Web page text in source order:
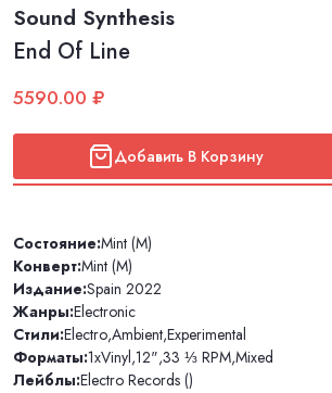
Sound Synthesis
End Of Line
5590.00 ₽
Добавить В Корзину
Состояние:Mint (M)
Конверт:Mint (M)
Издание:Spain 2022
Жанры:Electronic
Стили:Electro,Ambient,Experimental
Форматы:1xVinyl,12",33 ⅓ RPM,Mixed
Лейблы:Electro Records ()